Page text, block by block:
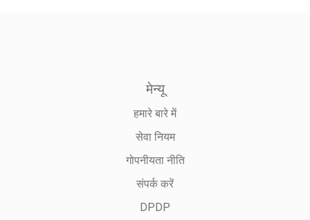
मेन्यू
हमारे बारे में
सेवा नियम
गोपनीयता नीति
संपर्क करें
DPDP